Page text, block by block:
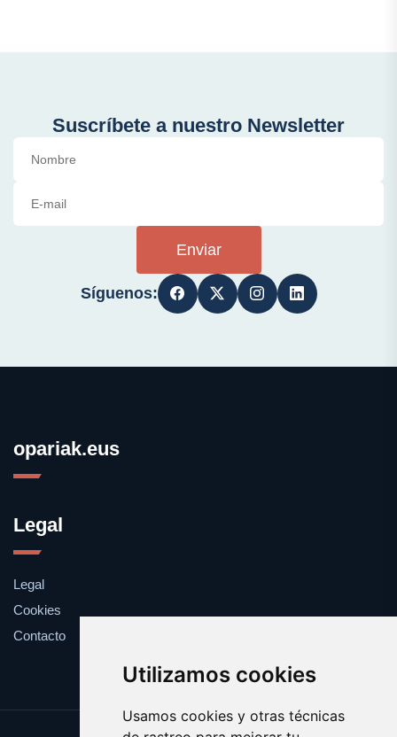
Utilizamos cookies
Usamos cookies y otras técnicas
Suscríbete a nuestro Newsletter
Enviar
Síguenos:
opariak.eus
Legal
Legal
Cookies
Contacto